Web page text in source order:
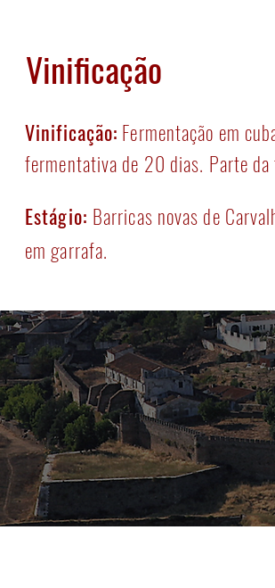
Vinificação
Vinificação: Fermentação em
fermentativa de 20 dias. Parte
Estágio: Barricas novas de
em garrafa.